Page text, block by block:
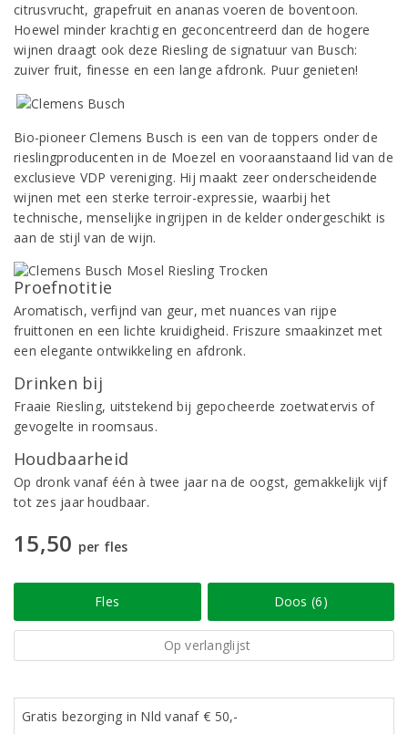
citrusvrucht, grapefruit en ananas voeren de boventoon.
Hoewel minder krachtig en geconcentreerd dan de hogere
wijnen draagt ook deze Riesling de signatuur van Busch:
zuiver fruit, finesse en een lange afdronk. Puur genieten!
Bio-pioneer Clemens Busch is een van de toppers onder de
rieslingproducenten in de Moezel en vooraanstaand lid van de
exclusieve VDP vereniging. Hij maakt zeer onderscheidende
wijnen met een sterke terroir-expressie, waarbij het
technische, menselijke ingrijpen in de kelder ondergeschikt is
aan de stijl van de wijn.
Proefnotitie
Aromatisch, verfijnd van geur, met nuances van rijpe
fruittonen en een lichte kruidigheid. Friszure smaakinzet met
een elegante ontwikkeling en afdronk.
Drinken bij
Fraaie Riesling, uitstekend bij gepocheerde zoetwatervis of
gevogelte in roomsaus.
Houdbaarheid
Op dronk vanaf één à twee jaar na de oogst, gemakkelijk vijf
tot zes jaar houdbaar.
15,50 per fles
Fles Doos (6)
Op verlanglijst
Gratis bezorging in Nld vanaf € 50,-